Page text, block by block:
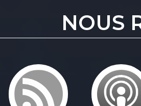
NOUS